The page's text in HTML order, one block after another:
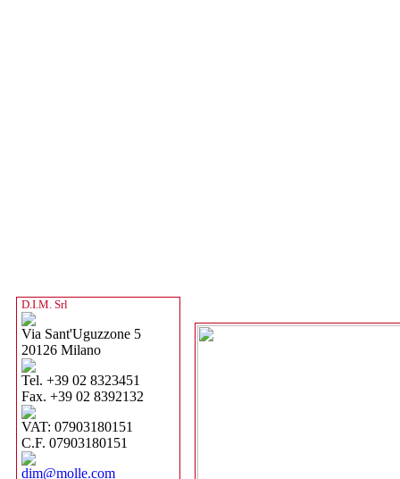
D.I.M. Srl
Via Sant'Uguzzone 5
20126 Milano
Tel. +39 02 8323451
Fax. +39 02 8392132
VAT: 07903180151
C.F. 07903180151
dim@molle.com